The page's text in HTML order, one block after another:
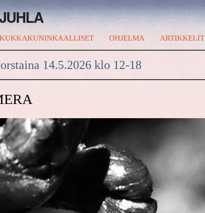
OHJELMA ARTIKKELIT
14.5.2026 klo 12-18